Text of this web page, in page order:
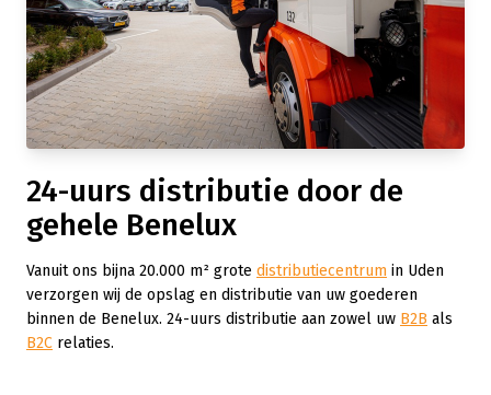
24-uurs distributie door de
gehele Benelux
Vanuit ons bijna 20.000 m² grote distributiecentrum in Uden
verzorgen wij de opslag en distributie van uw goederen
binnen de Benelux. 24-uurs distributie aan zowel uw B2B als
B2C relaties.